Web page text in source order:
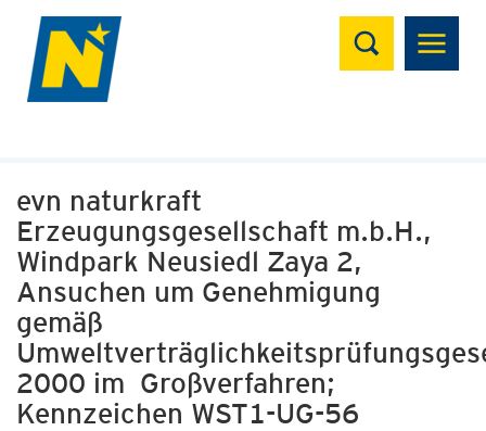
Suchen
evn naturkraft
Erzeugungsgesellschaft m.b.H.,
Windpark Neusiedl Zaya 2,
Ansuchen um Genehmigung
gemäß
2000 im Großverfahren;
Kennzeichen WST1-UG-56